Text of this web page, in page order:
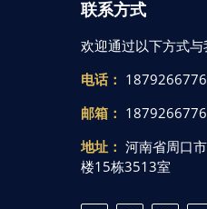
联系方式
欢迎通过以下方式
电话：
邮箱：
地址： 河南省周口
楼15栋3513室